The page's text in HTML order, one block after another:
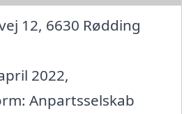
12, 6630 Rødding
2022,
Anpartsselskab